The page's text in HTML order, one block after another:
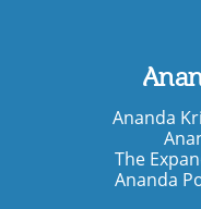
Ananda
The
Ananda